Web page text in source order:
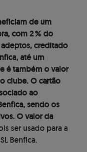
de um
com 2 % do
adeptos, creditado
até um
é também o valor
clube. O cartão
ao
sendo os
O valor da
ser usado para a
Benfica.